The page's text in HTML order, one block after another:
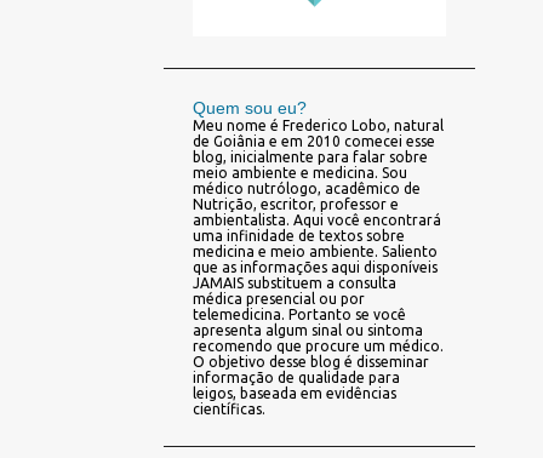
Quem sou eu?
Meu nome é Frederico Lobo, natural
de Goiânia e em 2010 comecei esse
blog, inicialmente para falar sobre
meio ambiente e medicina. Sou
médico nutrólogo, acadêmico de
Nutrição, escritor, professor e
ambientalista. Aqui você encontrará
uma infinidade de textos sobre
medicina e meio ambiente. Saliento
que as informações aqui disponíveis
JAMAIS substituem a consulta
médica presencial ou por
telemedicina. Portanto se você
apresenta algum sinal ou sintoma
recomendo que procure um médico.
O objetivo desse blog é disseminar
informação de qualidade para
leigos, baseada em evidências
científicas.